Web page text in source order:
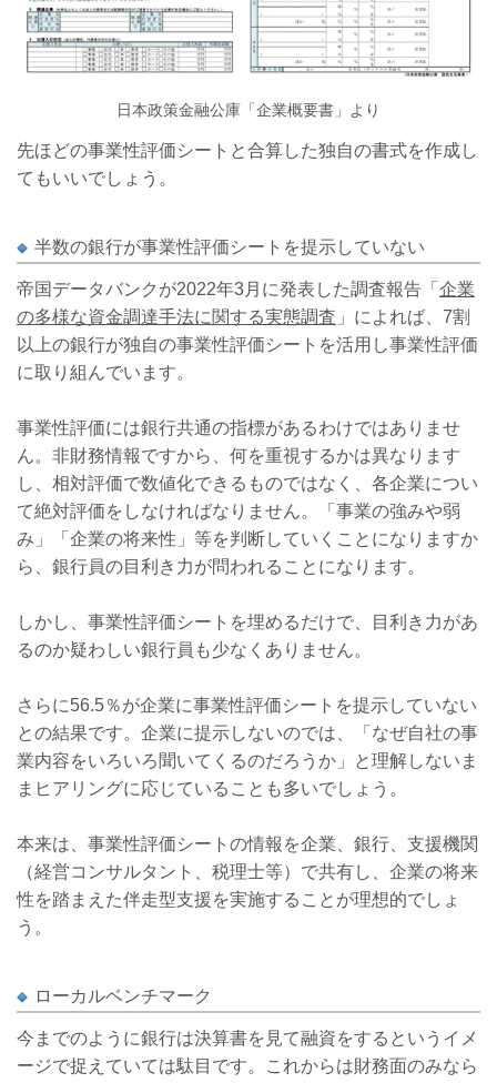
日本政策金融公庫「 企業概要書 」より
先ほどの事業性評価シートと合算した独自の書式を作成し
てもいいでしょう。
半数の銀行が事業性評価シートを提示していない
帝国データバンクが2022年3月に発表した調査報告「 企業
の多様な資金調達手法に関する実態調査 」によれば、7割
以上の銀行が独自の事業性評価シートを活用し事業性評価
に取り組んでいます。
事業性評価には銀行共通の指標があるわけではありませ
ん。非財務情報ですから、何を重視するかは異なります
し、相対評価で数値化できるものではなく、各企業につい
て絶対評価をしなければなりません。「事業の強みや弱
み」「企業の将来性」等を判断していくことになりますか
ら、銀行員の目利き力が問われることになります。
しかし、事業性評価シートを埋めるだけで、目利き力があ
るのか疑わしい銀行員も少なくありません。
さらに56.5％が企業に事業性評価シートを提示していない
との結果です。企業に提示しないのでは、「なぜ自社の事
業内容をいろいろ聞いてくるのだろうか」と理解しないま
まヒアリングに応じていることも多いでしょう。
本来は、事業性評価シートの情報を企業、銀行、支援機関
（経営コンサルタント、税理士等）で共有し、企業の将来
性を踏まえた伴走型支援を実施することが理想的でしょ
う。
ローカルベンチマーク
今までのように銀行は決算書を見て融資をするというイメ
ージで捉えていては駄目です。これからは財務面のみなら